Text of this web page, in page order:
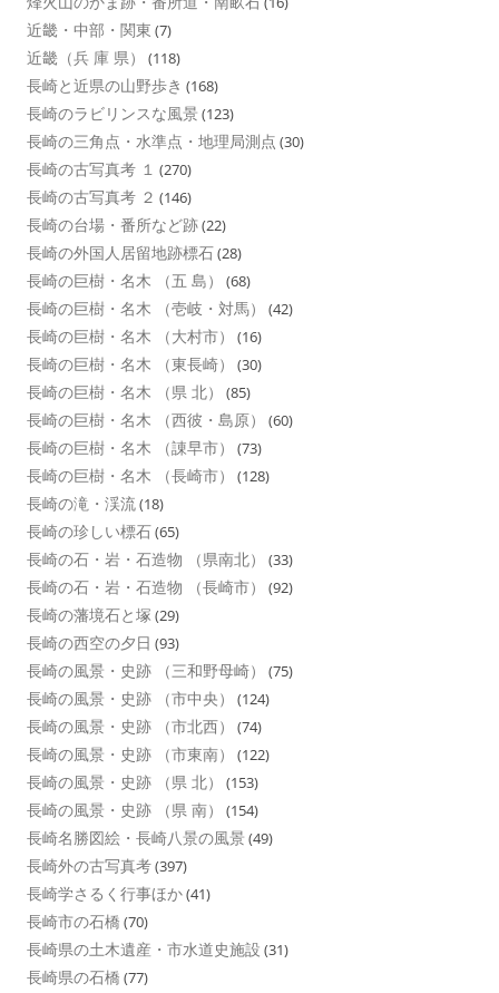
近畿・中部・関東 (7)
近畿（兵 庫 県） (118)
長崎と近県の山野歩き (168)
長崎のラビリンスな風景 (123)
長崎の三角点・水準点・地理局測点 (30)
長崎の古写真考 １ (270)
長崎の古写真考 ２ (146)
長崎の台場・番所など跡(22)
長崎の外国人居留地跡標石(28)
長崎の巨樹・名木 （五 島） (68)
長崎の巨樹・名木 （壱岐・対馬） (42)
長崎の巨樹・名木 （大村市） (16)
長崎の巨樹・名木 （東長崎） (30)
長崎の巨樹・名木 （県 北） (85)
長崎の巨樹・名木 （西彼・島原） (60)
長崎の巨樹・名木 （諌早市） (73)
長崎の巨樹・名木 （長崎市） (128)
長崎の滝・渓流(18)
長崎の珍しい標石(65)
長崎の石・岩・石造物 （県南北） (33)
長崎の石・岩・石造物 （長崎市） (92)
長崎の藩境石と塚 (29)
長崎の西空の夕日 (93)
長崎の風景・史跡 （三和野母崎） (75)
長崎の風景・史跡 （市中央） (124)
長崎の風景・史跡 （市北西） (74)
長崎の風景・史跡 （市東南） (122)
長崎の風景・史跡 （県 北） (153)
長崎の風景・史跡 （県 南） (154)
長崎名勝図絵・長崎八景の風景 (49)
長崎外の古写真考(397)
長崎学さるく行事ほか(41)
長崎市の石橋 (70)
長崎県の土木遺産・市水道史施設 (31)
長崎県の石橋 (77)